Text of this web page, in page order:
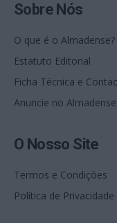
Sobre Nós
O que é o Almadense?
Estatuto Editorial
Ficha Técnica e
Anuncie no Almadense
O Nosso Site
Termos e Condições
Política de